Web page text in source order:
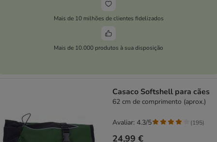
Mais de 10 milhões de clientes fidelizados
Mais de 10.000 produtos à sua disposição
Casaco Softshell para cães
62 cm de comprimento (aprox.)
24,99 €
Avaliar: 4.3/5 (195)